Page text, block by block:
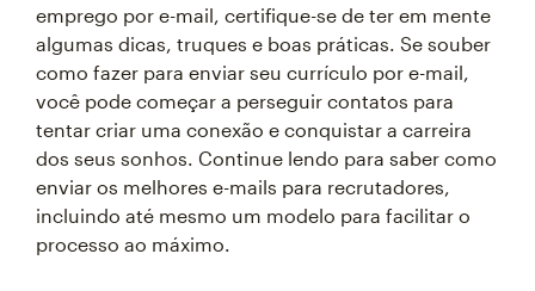
emprego por e-mail, certifique-se de ter em mente
algumas dicas, truques e boas práticas. Se souber
como fazer para enviar seu currículo por e-mail,
você pode começar a perseguir contatos para
tentar criar uma conexão e conquistar a carreira
dos seus sonhos. Continue lendo para saber como
enviar os melhores e-mails para recrutadores,
incluindo até mesmo um modelo para facilitar o
processo ao máximo.